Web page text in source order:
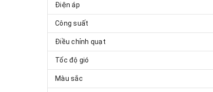
Điện áp
Công suất
Điều chỉnh quạt
Tốc độ gió
Màu sắc